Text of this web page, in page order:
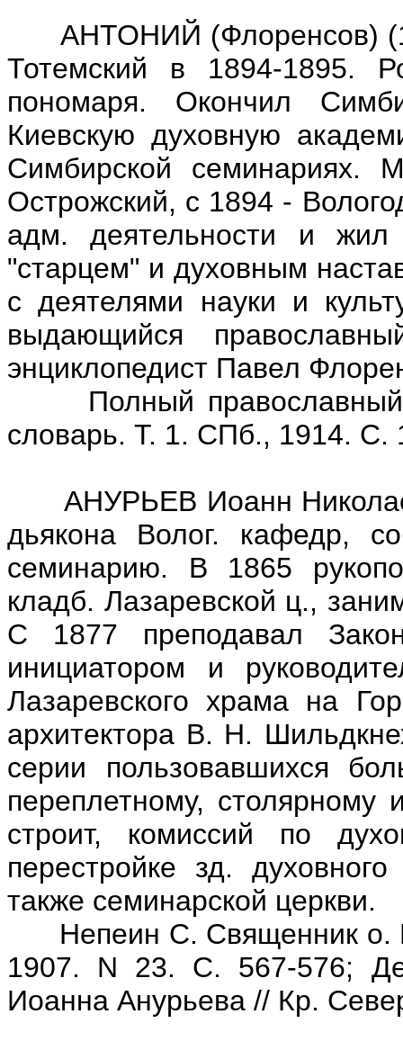
АНТОНИЙ (Флоренсов)
Тотемский в 1894-1895.
пономаря. Окончил
Киевскую духовную
Симбирской
Острожский, с 1894 -
адм. деятельности и
"старцем" и духовным
с деятелями науки и
выдающийся
энциклопедист Павел
Полный православный
словарь. Т. 1. СПб., 1914. С.
АНУРЬЕВ Иоанн
дьякона Волог. кафедр,
семинарию. В 1865
кладб. Лазаревской ц.,
С 1877 преподавал
инициатором и
Лазаревского храма на
архитектора В. Н.
серии пользовавшихся
переплетному,
строит, комиссий по
перестройке зд.
также семинарской церкви.
Непеин С. Священник о.
1907. N 23. С. 567-576;
Иоанна Анурьева // Кр.